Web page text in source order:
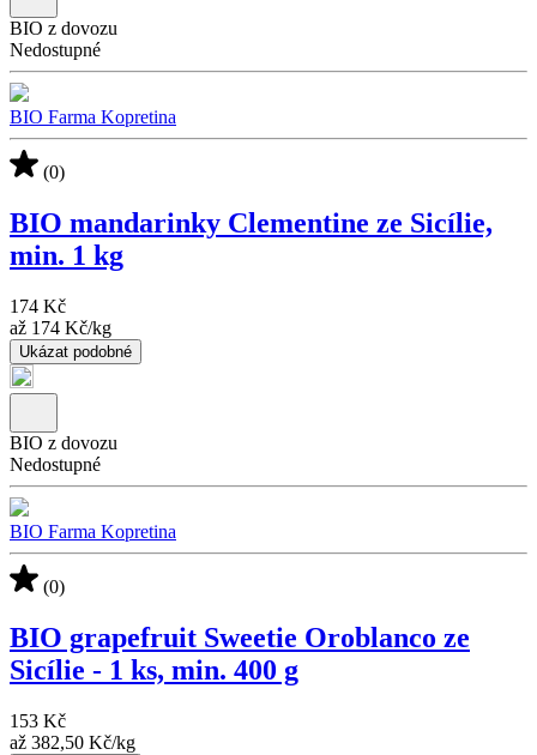
BIO z dovozu
Nedostupné
BIO Farma Kopretina
(0)
BIO mandarinky Clementine ze Sicílie,
min. 1 kg
174 Kč
až 174 Kč/kg
Ukázat podobné
BIO z dovozu
Nedostupné
BIO Farma Kopretina
(0)
BIO grapefruit Sweetie Oroblanco ze
Sicílie - 1 ks, min. 400 g
153 Kč
až 382,50 Kč/kg